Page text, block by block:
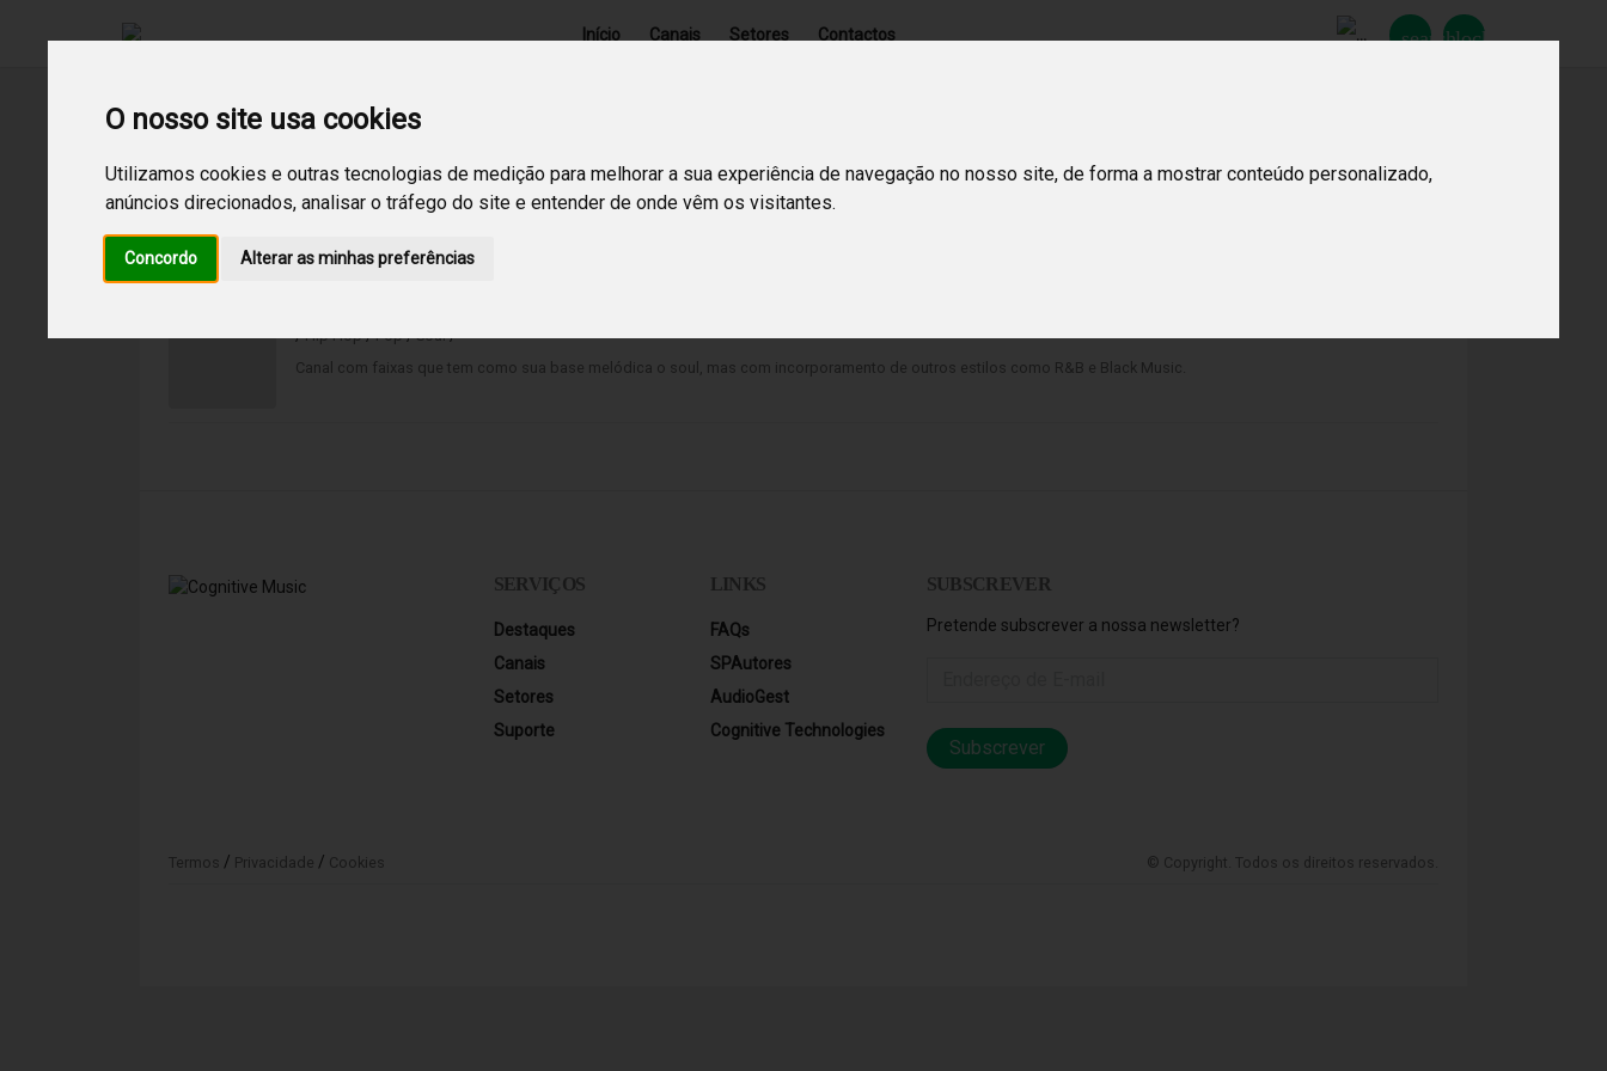
O nosso site usa cookies
Utilizamos cookies e outras tecnologias de medição para melhorar a sua experiência de navegação no nosso site, de forma a mostrar conteúdo personalizado,
anúncios direcionados, analisar o tráfego do site e entender de onde vêm os visitantes.
Concordo Alterar as minhas preferências
lock_open
search
Início Canais Setores Contactos
Procurar
Resultados encontrados para:
/Hip Hop/Pop/Soul/
Canal com faixas que tem como sua base melódica o soul, mas com incorporamento de outros estilos como R&B e Black Music.
SERVIÇOS
Destaques
Canais
Setores
Suporte
LINKS
FAQs
SPAutores
AudioGest
Cognitive Technologies
SUBSCREVER
Pretende subscrever a nossa newsletter?
Subscrever
Termos / Privacidade / Cookies © Copyright. Todos os direitos reservados.